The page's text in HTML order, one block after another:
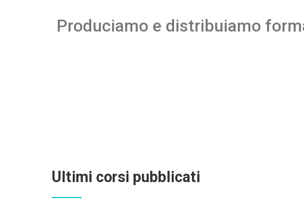
Produciamo e distribuiamo
Ultimi corsi pubblicati